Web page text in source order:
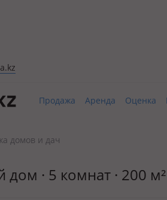
Продажа Аренда Оценка
домов и дач
· 5 комнат · 200